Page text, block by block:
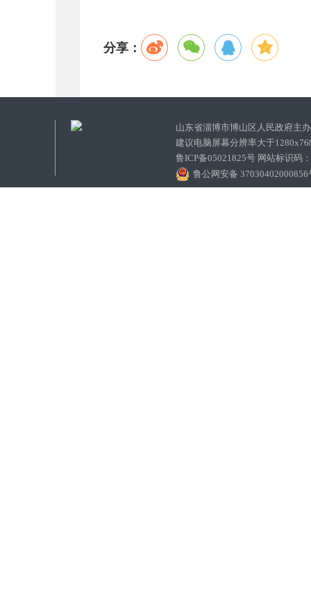
分享：
山东省淄博市博山区人民政府
建议电脑屏幕分辨率大于
鲁ICP备05021825号 网站标识码
鲁公网安备 37030402000856